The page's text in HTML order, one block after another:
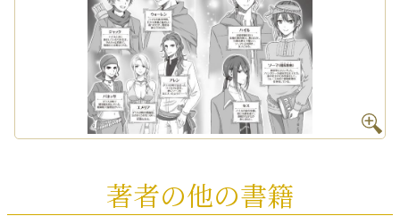
著者の他の書籍